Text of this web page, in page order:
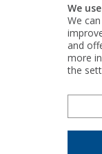
We
We
and
more
the